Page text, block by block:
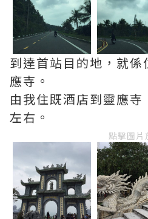
到達首站目的地，就係
應寺。
由我住既酒店到靈應
左右。
點擊圖片